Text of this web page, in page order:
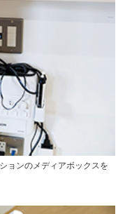
ョンのメディアボックスを